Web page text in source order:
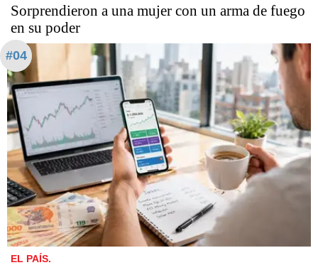
Sorprendieron a una mujer con un arma de fuego
en su poder
#04
EL PAÍS.